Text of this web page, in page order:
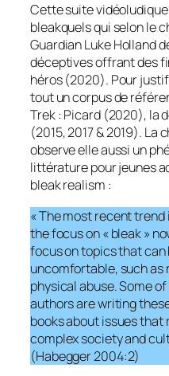
Cette suite
bleakquelsqui selon le
Guardian Luke Holland
déceptives offrant des
héros (2020). Pour
tout un corpus de
Trek : Picard (2020), la
(2015, 2017 & 2019). La
observe elle aussi un
littérature pour jeunes
bleak realism :
« The most recent
the focus on « bleak »
focus on topics that
uncomfortable, such as
physical abuse. Some
authors are writing
books about issues that
complex society and
(Habegger 2004:2)